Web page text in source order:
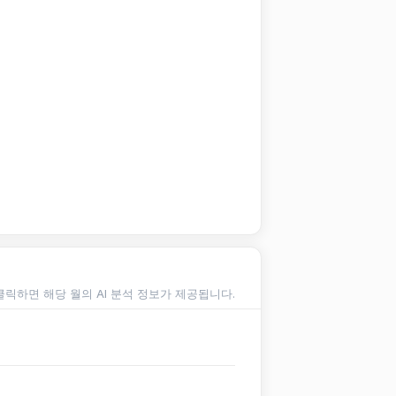
하면 해당 월의 AI 분석 정보가 제공됩니다.